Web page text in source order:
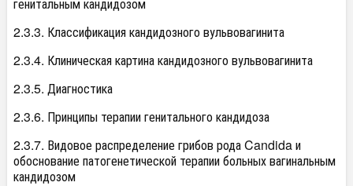
2.3.3. Классификация кандидозного вульвовагинита
2.3.4. Клиническая картина кандидозного вульвовагинита
2.3.5. Диагностика
2.3.6. Принципы терапии генитального кандидоза
2.3.7. Видовое распределение грибов рода Candida и
обоснование патогенетической терапии больных вагинальным
кандидозом